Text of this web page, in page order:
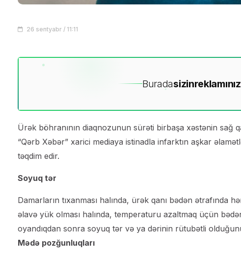
26 sentyabr / 11:11
Buradasizinreklamınız
Ürək böhranının diaqnozunun sürəti birbaşa xəstənin sağ
“Qərb Xəbər” xarici mediaya istinadla infarktın aşkar
təqdim edir.
Soyuq tər
Damarların tıxanması halında, ürək qanı bədən
əlavə yük olması halında, temperaturu azaltmaq üçün
oyandıqdan sonra soyuq tər və ya dərinin rütubətli
Mədə pozğunluqları